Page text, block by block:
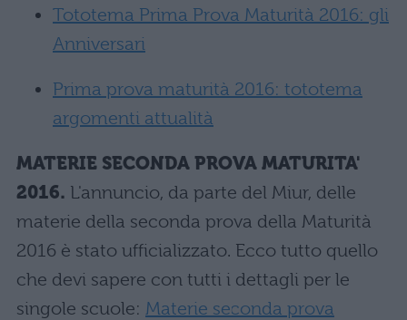
Tototema Prima Prova Maturità 2016: gli
Anniversari
Prima prova maturità 2016: tototema
argomenti attualità
MATERIE SECONDA PROVA MATURITA'
2016. L'annuncio, da parte del Miur, delle
materie della seconda prova della Maturità
2016 è stato ufficializzato. Ecco tutto quello
che devi sapere con tutti i dettagli per le
singole scuole: Materie seconda prova